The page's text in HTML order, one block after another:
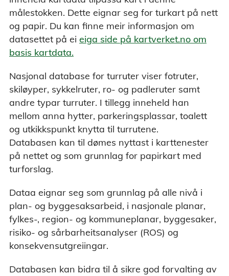
målestokken. Dette eignar seg for turkart på nett
og papir. Du kan finne meir informasjon om
datasettet på ei eiga side på kartverket.no om
basis kartdata.
Nasjonal database for turruter viser fotruter,
skiløyper, sykkelruter, ro- og padleruter samt
andre typar turruter. I tillegg inneheld han
mellom anna hytter, parkeringsplassar, toalett
og utkikkspunkt knytta til turrutene.
Databasen kan til dømes nyttast i karttenester
på nettet og som grunnlag for papirkart med
turforslag.
Dataa eignar seg som grunnlag på alle nivå i
plan- og byggesaksarbeid, i nasjonale planar,
fylkes-, region- og kommuneplanar, byggesaker,
risiko- og sårbarheitsanalyser (ROS) og
konsekvensutgreiingar.
Databasen kan bidra til å sikre god forvalting av